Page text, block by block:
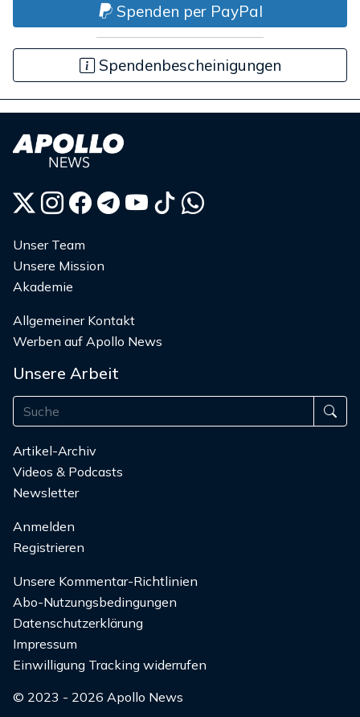
Spenden per PayPal
Spendenbescheinigungen
Unser Team
Unsere Mission
Akademie
Allgemeiner Kontakt
Werben auf Apollo News
Unsere Arbeit
Artikel-Archiv
Videos & Podcasts
Newsletter
Anmelden
Registrieren
Unsere Kommentar-Richtlinien
Abo-Nutzungsbedingungen
Datenschutzerklärung
Impressum
Einwilligung Tracking widerrufen
© 2023 - 2026 Apollo News